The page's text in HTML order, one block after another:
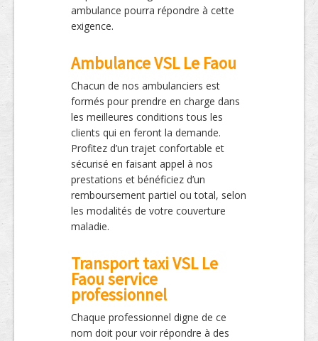
ambulance pourra répondre à cette
exigence.
Ambulance VSL Le Faou
Chacun de nos ambulanciers est
formés pour prendre en charge dans
les meilleures conditions tous les
clients qui en feront la demande.
Profitez d’un trajet confortable et
sécurisé en faisant appel à nos
prestations et bénéficiez d’un
remboursement partiel ou total, selon
les modalités de votre couverture
maladie.
Transport taxi VSL Le
Faou service
professionnel
Chaque professionnel digne de ce
nom doit pour voir répondre à des